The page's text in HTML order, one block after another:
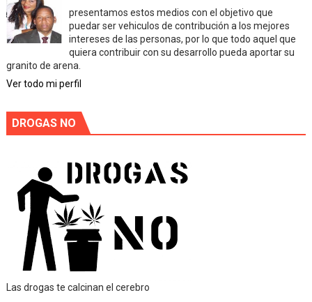
presentamos estos medios con el objetivo que
puedar ser vehiculos de contribución a los mejores
intereses de las personas, por lo que todo aquel que
quiera contribuir con su desarrollo pueda aportar su
granito de arena.
Ver todo mi perfil
DROGAS NO
Las drogas te calcinan el cerebro